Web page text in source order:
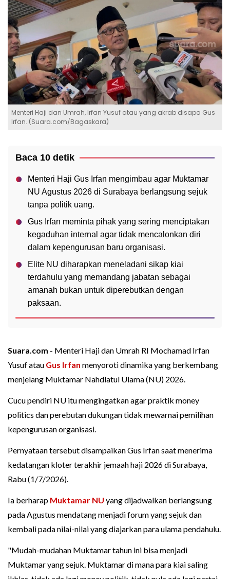
Menteri Haji dan Umrah, Irfan Yusuf atau yang akrab disapa Gus
Irfan. (Suara.com/Bagaskara)
Baca 10 detik
Menteri Haji Gus Irfan mengimbau agar Muktamar
NU Agustus 2026 di Surabaya berlangsung sejuk
tanpa politik uang.
Gus Irfan meminta pihak yang sering menciptakan
kegaduhan internal agar tidak mencalonkan diri
dalam kepengurusan baru organisasi.
Elite NU diharapkan meneladani sikap kiai
terdahulu yang memandang jabatan sebagai
amanah bukan untuk diperebutkan dengan
paksaan.
Suara.com - Menteri Haji dan Umrah RI Mochamad Irfan
Yusuf atau Gus Irfan menyoroti dinamika yang berkembang
menjelang Muktamar Nahdlatul Ulama (NU) 2026.
Cucu pendiri NU itu mengingatkan agar praktik money
politics dan perebutan dukungan tidak mewarnai pemilihan
kepengurusan organisasi.
Pernyataan tersebut disampaikan Gus Irfan saat menerima
kedatangan kloter terakhir jemaah haji 2026 di Surabaya,
Rabu (1/7/2026).
Ia berharap Muktamar NU yang dijadwalkan berlangsung
pada Agustus mendatang menjadi forum yang sejuk dan
kembali pada nilai-nilai yang diajarkan para ulama pendahulu.
"Mudah-mudahan Muktamar tahun ini bisa menjadi
Muktamar yang sejuk. Muktamar di mana para kiai saling